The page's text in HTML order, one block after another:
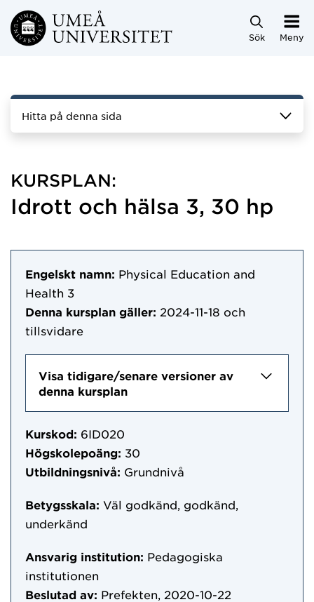
Hoppa direkt till innehållet
Sök Meny
Hitta på denna sida
KURSPLAN:
Idrott och hälsa 3, 30 hp
Engelskt namn: Physical Education and
Health 3
Denna kursplan gäller: 2024-11-18 och
tillsvidare
Visa tidigare/senare versioner av
denna kursplan
Kurskod: 6ID020
Högskolepoäng: 30
Utbildningsnivå: Grundnivå
Betygsskala: Väl godkänd, godkänd,
underkänd
Ansvarig institution: Pedagogiska
institutionen
Beslutad av: Prefekten, 2020-10-22